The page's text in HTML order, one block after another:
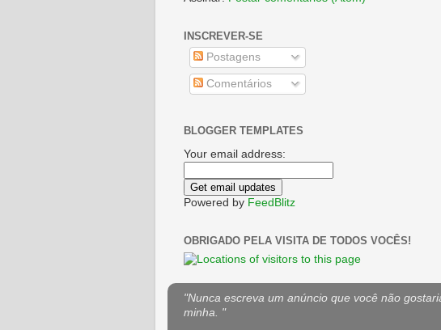
INSCREVER-SE
Postagens
Comentários
BLOGGER TEMPLATES
Your email address:
Powered by FeedBlitz
OBRIGADO PELA VISITA DE TODOS VOCÊS!
"Nunca escreva um anúncio que você não
minha. "